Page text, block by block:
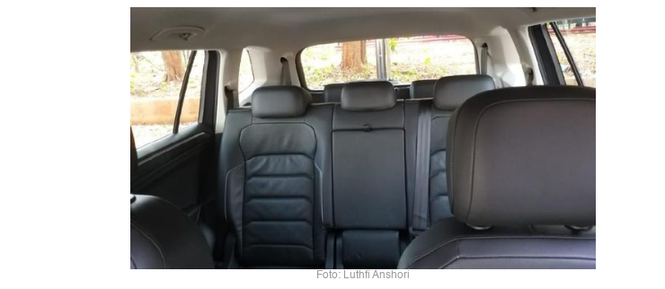
Foto: Luthfi Anshori